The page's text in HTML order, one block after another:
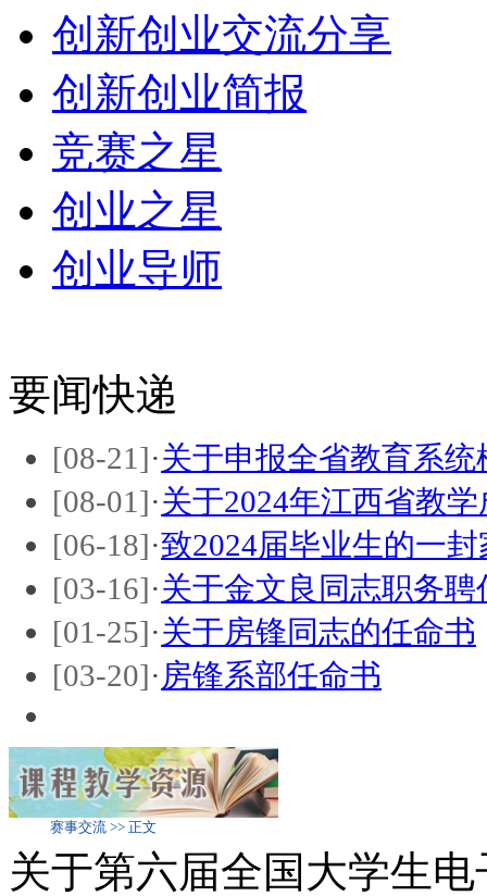
创新创业交流分享
创新创业简报
竞赛之星
创业之星
创业导师
要闻快递
[08-21]·关于申报全省教育系统
[08-01]·关于2024年江西省教
[06-18]·致2024届毕业生的一封
[03-16]·关于金文良同志职务聘
[01-25]·关于房锋同志的任命书
[03-20]· 房锋系部任命书
赛事交流 >> 正文
关于第六届全国大学生